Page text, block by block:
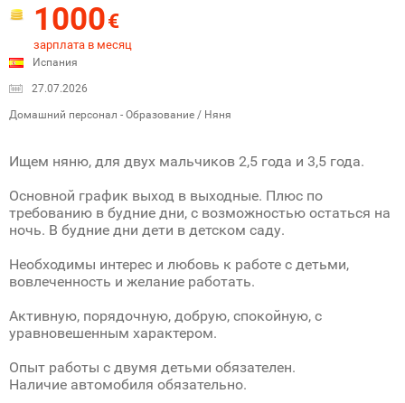
1000€
зарплата в месяц
Испания
27.07.2026
Домашний персонал - Образование / Няня
Ищем няню, для двух мальчиков 2,5 года и 3,5 года.
Основной график выход в выходные. Плюс по
требованию в будние дни, с возможностью остаться на
ночь. В будние дни дети в детском саду.
Необходимы интерес и любовь к работе с детьми,
вовлеченность и желание работать.
Активную, порядочную, добрую, спокойную, с
уравновешенным характером.
Опыт работы с двумя детьми обязателен.
Наличие автомобиля обязательно.